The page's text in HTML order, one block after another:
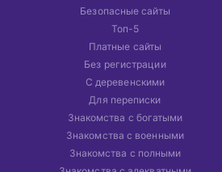
Безопасные сайты
Топ-5
Платные сайты
Без регистрации
С деревенскими
Для переписки
Знакомства с богатыми
Знакомства с военными
Знакомства с полными